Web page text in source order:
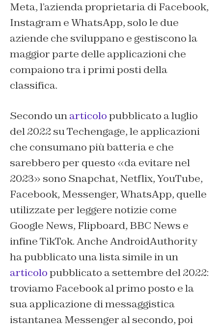
Meta, l’azienda proprietaria di Facebook,
Instagram e WhatsApp, solo le due
aziende che sviluppano e gestiscono la
maggior parte delle applicazioni che
compaiono tra i primi posti della
classifica.
Secondo unarticolopubblicato a luglio
del 2022 suTechengage, le applicazioni
che consumano più batteria e che
sarebbero per questo «da evitare nel
2023» sono Snapchat, Netflix, YouTube,
Facebook, Messenger, WhatsApp, quelle
utilizzate per leggere notizie come
Google News, Flipboard, BBC News e
infine TikTok. AncheAndroidAuthority
ha pubblicato una lista simile in un
articolopubblicato a settembre del 2022:
troviamo Facebook al primo posto e la
sua applicazione di messaggistica
istantanea Messenger al secondo, poi